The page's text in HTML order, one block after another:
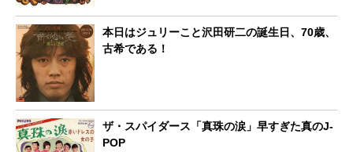
本日はジュリーこと沢田研二の誕生日、70歳、
古希である！
ザ・スパイダース「真珠の涙」早すぎた真のJ-
POP